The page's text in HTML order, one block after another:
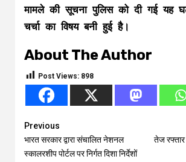
मामले की सूचना पुलिस को दी गई यह
चर्चा का विषय बनी हुई है।
About The Author
Post Views: 898
Continue
Reading
Previous
भारत सरकार द्वारा संचालित नेशनल
स्कालरशीप पोर्टल पर निर्गत दिशा निर्देशों
तेज